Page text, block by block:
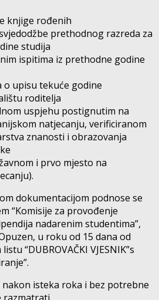
knjige rođenih
prethodnog razreda za
studija
ispitima iz prethodne godine
upisu tekuće godine
roditelja
uspjehu postignutim na
natjecanju, verificiranom
znanosti i obrazovanja
i prvo mjesto na
dokumentacijom podnose se
“Komisije za provođenje
nadarenim studentima”,
u roku od 15 dana od
“DUBROVAČKI VJESNIK”s
nakon isteka roka i bez potrebne